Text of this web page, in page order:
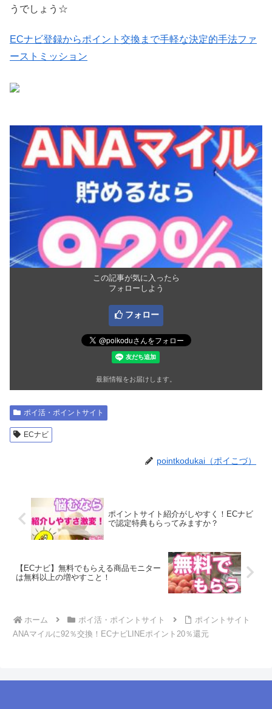
うでしょう☆
ECナビ登録からポイント交換まで手軽な決定的手法ファ
ーストミッション
この記事が気に入ったら
フォローしよう
フォロー
最新情報をお届けします。
ポイ活・ポイントサイト
ECナビ
pointkodukai（ポイこづ）
ポイントサイト紹介がしやすく！ECナビ
で認定特典もらってみますか？
【ECナビ】無料でもらえる商品モニター
は無料以上の増やすこと！
ホーム ポイ活・ポイントサイト
ポイントサイト
ANAマイルに92％交換！ECナビLINEポイント20％還元